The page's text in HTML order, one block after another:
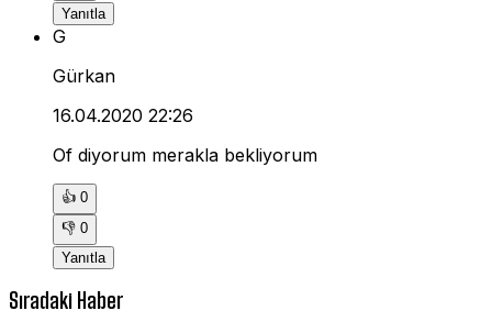
Yanıtla
G
Gürkan
16.04.2020 22:26
Of diyorum merakla bekliyorum
👍 0
👎 0
Yanıtla
Sıradaki Haber